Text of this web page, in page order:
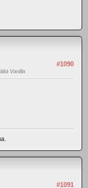
#1090
Vanilla
#1091